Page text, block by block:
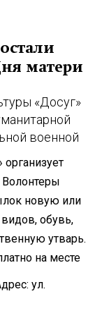
матери
«Досуг»
военной
новую или
обувь,
утварь.
на месте
ул.